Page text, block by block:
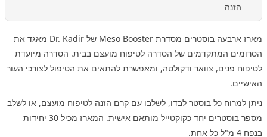
הזנה
מארז ארבעה בוסטרים מסדרת Meso Booster של Dr. Kadir מאגד את
הסרומים המתקדמים של הסדרה לטיפוח מועצם בבית. הסדרה מיועדת
לטיפוח פנים, צוואר ודקולטה, ומאפשרת להתאים את הטיפול לצורכי העור
האישיים.
ניתן למרוח כל בוסטר לבדו, לשלבו עם קרם הזנה לטיפוח מועצם, או לשלב
מספר בוסטרים יחד כקוקטייל מותאם אישית. המארז מכיל 30 יחידות
בנפח 4 מ"ל כל אחת.